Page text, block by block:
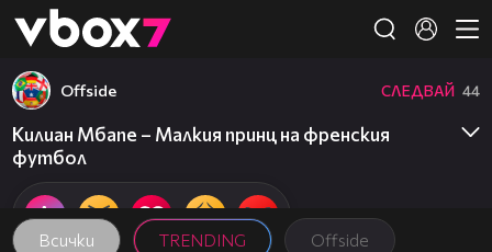
👾
Всички TRENDING Оffside
Оffside СЛЕДВАЙ 44
Килиан Мбапе – Малкия принц на френския
футбол